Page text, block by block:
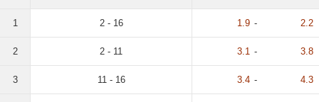
1 2 - 16 1.9 - 2.2
2 2 - 11 3.1 - 3.8
3 11 - 16 3.4 - 4.3